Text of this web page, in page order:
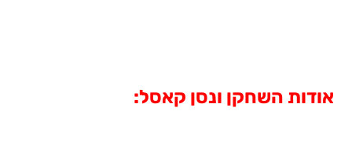
אודות השחקן ונסן קאסל: